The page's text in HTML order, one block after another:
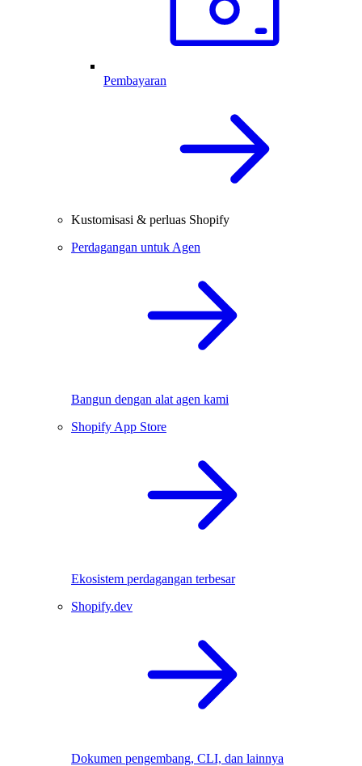
Pembayaran
Kustomisasi & perluas Shopify
Perdagangan untuk Agen
Bangun dengan alat agen kami
Shopify App Store
Ekosistem perdagangan terbesar
Shopify.dev
Dokumen pengembang, CLI, dan lainnya